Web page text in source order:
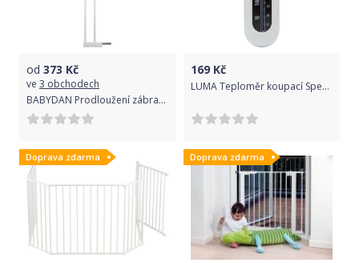
od 373 Kč
ve 3 obchodech
BABYDAN Prodloužení zábrany Premier o 2x7 cm bílé
169 Kč
LUMA Teploměr koupací Speckles White
Doprava zdarma Doprava zdarma